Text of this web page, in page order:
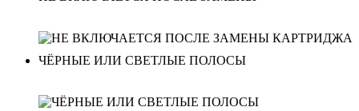
ЧЁРНЫЕ ИЛИ СВЕТЛЫЕ ПОЛОСЫ